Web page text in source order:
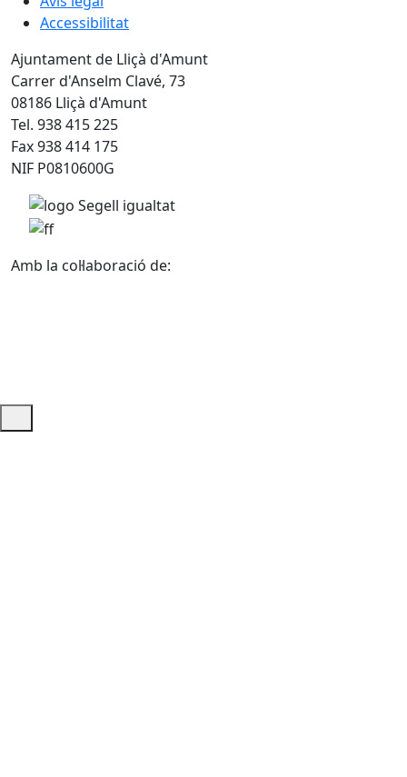
Accessibilitat
Ajuntament de Lliçà d'Amunt
Carrer d'Anselm Clavé, 73
08186 Lliçà d'Amunt
Tel. 938 415 225
Fax 938 414 175
NIF P0810600G
Amb la col·laboració de: